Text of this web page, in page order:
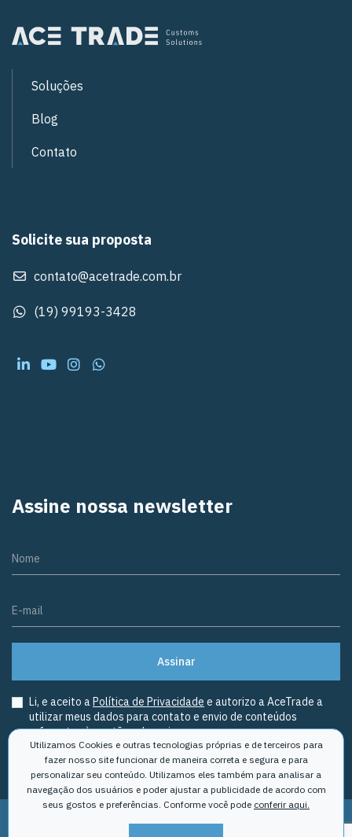
Soluções
Blog
Contato
Assine nossa newsletter
Nome
E-mail
Assinar
Li, e aceito aPolítica de Privacidade e autorizo a AceTrade a
utilizar meus dados para contato e envio de conteúdos
referentes à gestão aduaneira.
Solicite sua proposta
contato@acetrade.com.br
(19) 99193-3428
Utilizamos Cookies e outras tecnologias próprias e de terceiros para
fazer nosso site funcionar de maneira correta e segura e para
personalizar seu conteúdo. Utilizamos eles também para analisar a
navegação dos usuários e poder ajustar a publicidade de acordo com
seus gostos e preferências. Conforme você pode conferir aqui.